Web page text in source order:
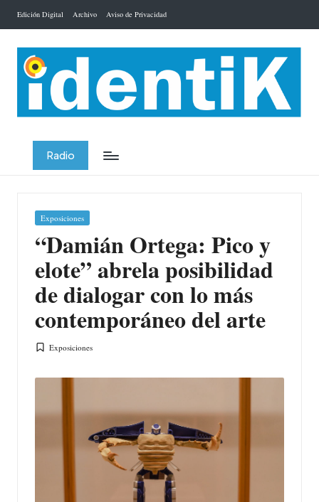
Saltar
contenido
Edición Digital Archivo Aviso de Privacidad
Radio
Publicada
Exposiciones
“Damián Ortega: Pico y
elote” abrela posibilidad
de dialogar con lo más
contemporáneo del arte
Publicada
Exposiciones